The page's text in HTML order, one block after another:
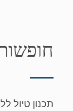
תכנון טיול